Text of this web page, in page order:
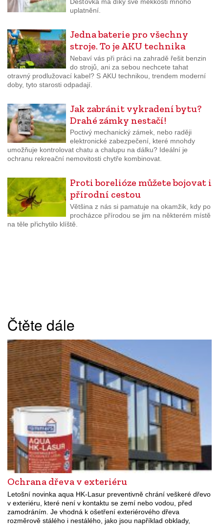
uplatnění.
Jedna baterie pro všechny
stroje. To je AKU technika
Nebaví vás při práci na zahradě řešit benzin
do strojů, ani za sebou nechcete tahat
otravný prodlužovací kabel? S AKU technikou, trendem moderní
doby, tyto starosti odpadají.
Jak zabránit vykradení bytu?
Drahé zámky nestačí!
Poctivý mechanický zámek, nebo raději
elektronické zabezpečení, které mnohdy
umožňuje kontrolovat chatu a chalupu na dálku? Ideální je
ochranu rekreační nemovitosti chytře kombinovat.
Proti borelióze můžete bojovat i
přírodní cestou
Většina z nás si pamatuje na okamžik, kdy po
procházce přírodou se jim na některém místě
na těle přichytilo klíště.
Čtěte dále
Ochrana dřeva v exteriéru
Letošní novinka aqua HK-Lasur preventivně chrání veškeré dřevo
v exteriéru, které není v kontaktu se zemí nebo vodou, před
zamodráním. Je vhodná k ošetření exteriérového dřeva
rozměrově stálého i nestálého, jako jsou například obklady,